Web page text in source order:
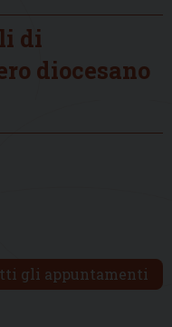
di
diocesano
gli appuntamenti